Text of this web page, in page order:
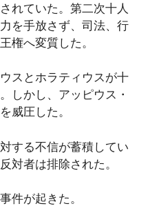
れていた。第二次十人
を手放さず、司法、行
権へ変質した。
スとホラティウスが十
しかし、アッピウス・
威圧した。
する不信が蓄積してい
対者は排除された。
件が起きた。